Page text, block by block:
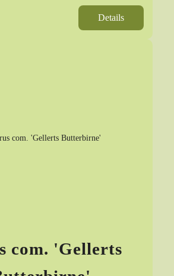
Details
com. 'Gellerts